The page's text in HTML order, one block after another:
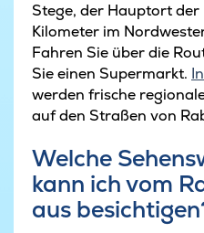
Stege, der Hauptort
Kilometer im
Fahren Sie über die
Sie einen Supermarkt.
werden frische
auf den Straßen von
Welche
kann ich vom
aus